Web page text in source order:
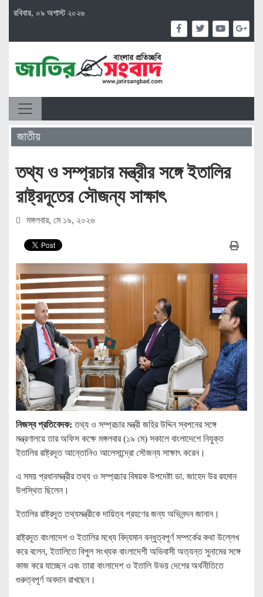
রবিবার, ০৯ অগাস্ট ২০২৬
জাতীয়
তথ্য ও সম্প্রচার মন্ত্রীর সঙ্গে ইতালির
রাষ্ট্রদূতের সৌজন্য সাক্ষাৎ
মঙ্গলবার, মে ১৯, ২০২৬
নিজস্ব প্রতিবেদক:তথ্য ও সম্প্রচার মন্ত্রী জহির উদ্দিন স্বপনের সঙ্গে
মন্ত্রণালয়ে তার অফিস কক্ষে মঙ্গলবার (১৯ মে) সকালে বাংলাদেশে নিযুক্ত
ইতালির রাষ্ট্রদূত আন্তোনিও আলেসান্দ্রো সৌজন্য সাক্ষাৎ করেন।
এ সময় প্রধানমন্ত্রীর তথ্য ও সম্প্রচার বিষয়ক উপদেষ্টা ডা. জাহেদ উর রহমান
উপস্থিত ছিলেন।
ইতালির রাষ্ট্রদূত তথ্যমন্ত্রীকে দায়িত্ব গ্রহণের জন্য অভিনন্দন জানান।
রাষ্ট্রদূত বাংলাদেশ ও ইতালির মধ্যে বিদ্যমান বন্ধুত্বপূর্ণ সম্পর্কের কথা উল্লেখ
করে বলেন, ইতালিতে বিপুল সংখ্যক বাংলাদেশী অভিবাসী অত্যন্ত সুনামের সঙ্গে
কাজ করে যাচ্ছেন এবং তারা বাংলাদেশ ও ইতালি উভয় দেশের অর্থনীতিতে
গুরুত্বপূর্ণ অবদান রাখছেন।